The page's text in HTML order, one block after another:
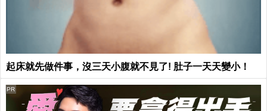
起床就先做件事，沒三天小腹就不見了! 肚子一天天變小！
PR